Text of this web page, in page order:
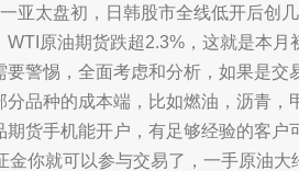
太盘初，日韩股市全线低开后创
原油期货跌超2.3%，这就是本月
警惕，全面考虑和分析，如果是交
品种的成本端，比如燃油，沥青，
货手机能开户，有足够经验的客户
你就可以参与交易了，一手原油大